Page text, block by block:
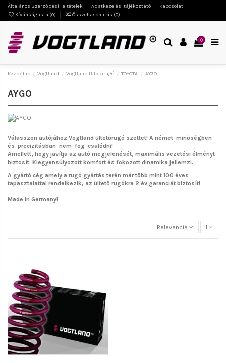
Általános Szerződési Feltételek Adatkezelési tájékoztató
Kapcsolat
Kívánságlista (0) Összehasonlítás (0)
0
Kezdőlap Vogtland Vogtland Ültetőrugó TOYOTA AYGO
AYGO
Válasszon autójához Vogtland ültetőrugó szettet! A német minőségben
és precizitásban nem fog csalódni!
Amellett, hogy javítja az autó megjelenését, maximális vezetési élményt
biztosít. Kiegyensúlyozott komfort és fokozott dinamika jellemzi.
A gyártó cég amely a rugó gyártás terén már több mint 100 éves
tapasztalattal rendelkezik, az ültető rugókra 2 év garanciát biztosít!
Made in Germany!
Relevancia 1